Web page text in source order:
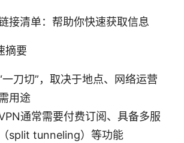
接清单：帮助你快速获取信息
摘要
一刀切”，取决于地点、网络运营
用途
通常需要付费订阅、具备多服
split tunneling）等功能